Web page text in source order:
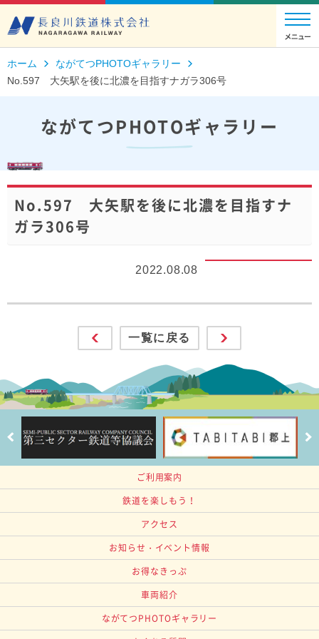
ホーム
ながてつPHOTOギャラリー
No.597 大矢駅を後に北濃を目指すナガラ306号
ながてつPHOTOギャラリー
No.597 大矢駅を後に北濃を目指すナ
ガラ306号
2022.08.08
一覧に戻る
ご利用案内
鉄道を楽しもう！
アクセス
お知らせ・イベント情報
お得なきっぷ
車両紹介
ながてつPHOTOギャラリー